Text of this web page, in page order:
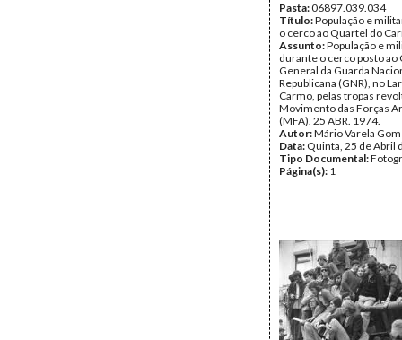
Pasta:06897.039.034
Título:População e
o cerco ao Quartel do
Assunto:População e
durante o cerco posto ao
General da Guarda
Republicana (GNR), no
Carmo, pelas tropas
Movimento das Forças
(MFA). 25 ABR. 1974.
Autor:Mário Varela
Data: Quinta, 25 de Abril
Tipo Documental:
Página(s): 1